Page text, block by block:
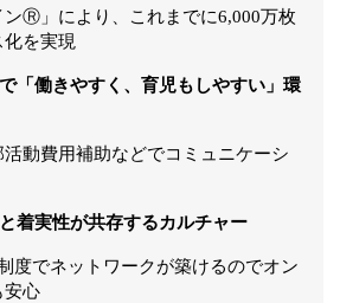
ンⓇ」により、これまでに6,000万枚
化を実現
「働きやすく、育児もしやすい」環
動費用補助などでコミュニケーシ
着実性が共存するカルチャー
度でネットワークが築けるのでオン
安心